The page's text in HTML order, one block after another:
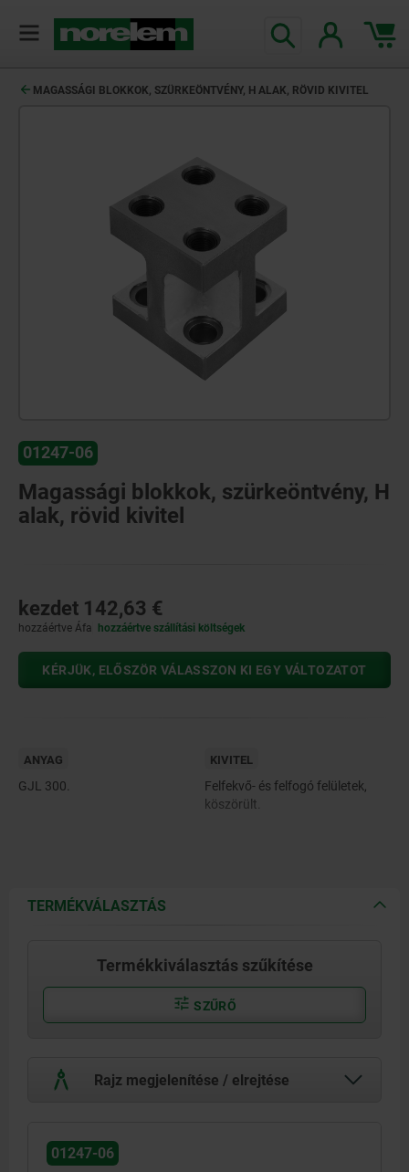
MAGASSÁGI BLOKKOK, SZÜRKEÖNTVÉNY, H ALAK, RÖVID KIVITEL
01247-06
Magassági blokkok, szürkeöntvény, H
alak, rövid kivitel
kezdet 142,63 €
hozzáértve Áfa hozzáértve szállítási költségek
KÉRJÜK, ELŐSZÖR VÁLASSZON KI EGY VÁLTOZATOT
ANYAG
GJL 300.
KIVITEL
Felfekvő- és felfogó felületek,
köszörült.
TERMÉKVÁLASZTÁS
Termékkiválasztás szűkítése
SZŰRŐ
Rajz megjelenítése / elrejtése
01247-06